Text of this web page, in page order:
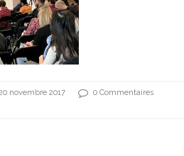
novembre 2017
0 Commentaires